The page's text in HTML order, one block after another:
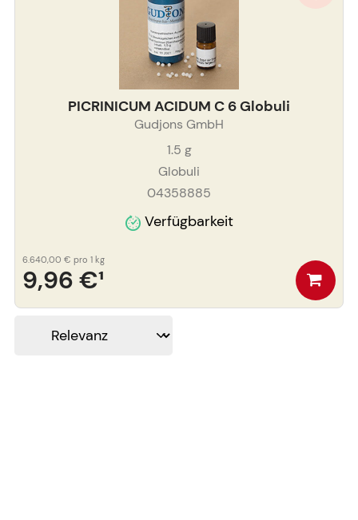
PICRINICUM ACIDUM C 6 Globuli
Gudjons GmbH
1.5 g
Globuli
04358885
Verfügbarkeit
9,96 €¹
6.640,00 € pro 1 kg